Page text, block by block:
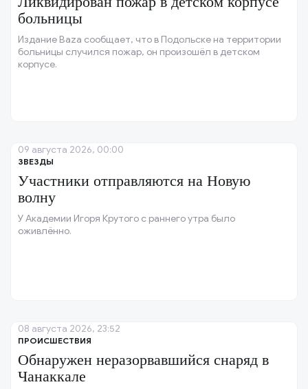
больницы
Издание Baza сообщает, что в Подольске на территории
больницы случился пожар, он произошёл в детском
корпусе.
ЗВЕЗДЫ
Участники отправляются на Новую
волну
У Академии Игоря Крутого с раннего утра было
оживлённо.
09 августа 2026, 00:00
ПРОИСШЕСТВИЯ
Обнаружен неразорвавшийся снаряд в
Чанаккале
08 августа 2026, 23:52